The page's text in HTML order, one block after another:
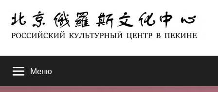
содержимому
北
京
ЦЕНТР
В
Меню